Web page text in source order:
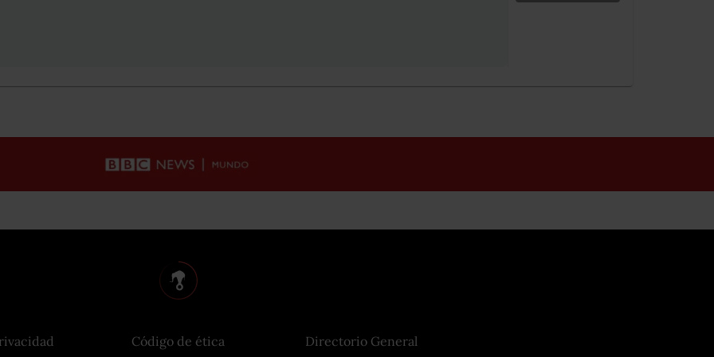
Código de ética Directorio General